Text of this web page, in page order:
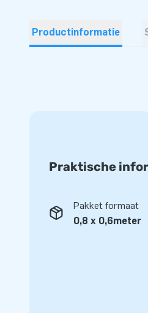
Productinformatie
Praktische
Pakket formaat
0,8 x 0,6meter